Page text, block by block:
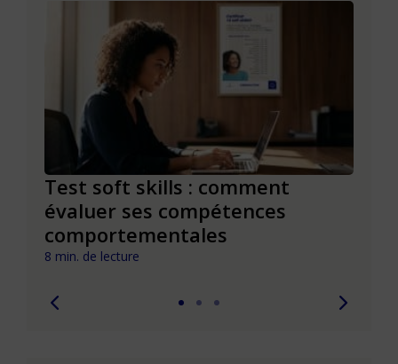
Test soft skills : comment
évaluer ses compétences
comportementales
8 min. de lecture